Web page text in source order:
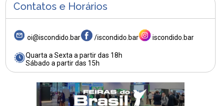
Contatos e Horários
oi@iscondido.bar /iscondido.bar iscondido.bar
Quarta a Sexta a partir das 18h
Sábado a partir das 15h